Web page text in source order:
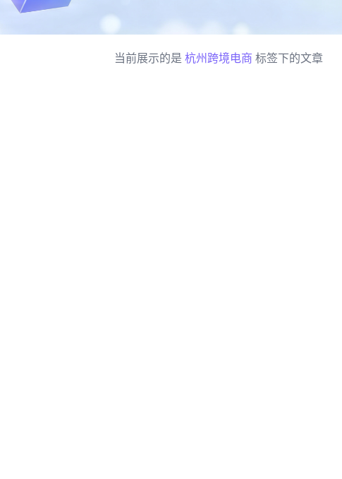
当前展示的是 杭州跨境电商 标签下的文章